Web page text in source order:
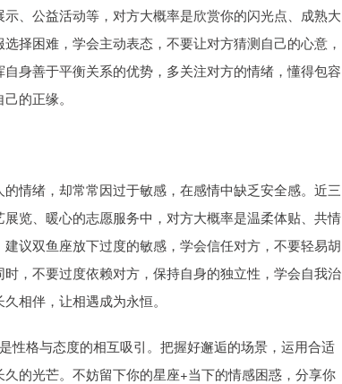
、公益活动等，对方大概率是欣赏你的闪光点、成熟大
择困难，学会主动表态，不要让对方猜测自己的心意，
身善于平衡关系的优势，多关注对方的情绪，懂得包容
的正缘。
情绪，却常常因过于敏感，在感情中缺乏安全感。近三
览、暖心的志愿服务中，对方大概率是温柔体贴、共情
议双鱼座放下过度的敏感，学会信任对方，不要轻易胡
，不要过度依赖对方，保持自身的独立性，学会自我治
相伴，让相遇成为永恒。
性格与态度的相互吸引。把握好邂逅的场景，运用合适
的光芒。不妨留下你的星座+当下的情感困惑，分享你